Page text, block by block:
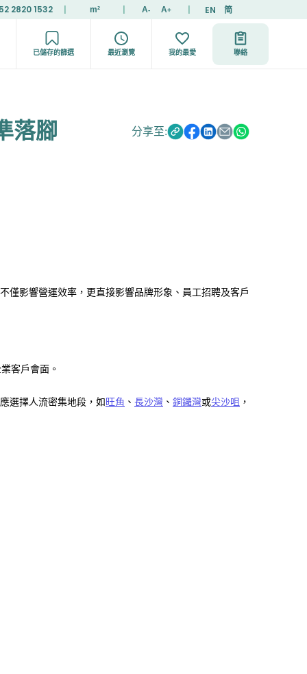
2820 1532 m² A- A+ EN 简
已儲存的篩選 最近瀏覽 我的最愛 聯絡
落腳 分享至:
僅影響營運效率，更直接影響品牌形象、員工招聘及客戶
客戶會面。
選擇人流密集地段，如旺角 、 長沙灣 、 銅鑼灣或尖沙咀 ，